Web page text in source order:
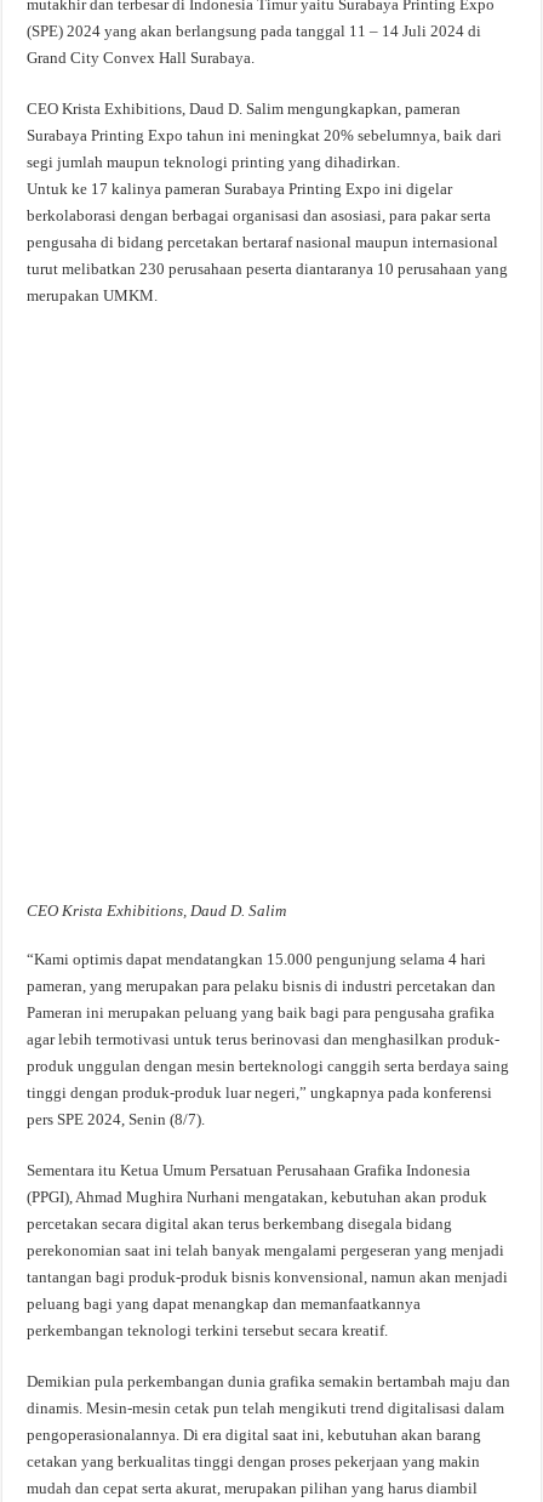
mutakhir dan terbesar di Indonesia Timur yaitu Surabaya Printing Expo
(SPE) 2024 yang akan berlangsung pada tanggal 11 – 14 Juli 2024 di
Grand City Convex Hall Surabaya.
CEO Krista Exhibitions, Daud D. Salim mengungkapkan, pameran
Surabaya Printing Expo tahun ini meningkat 20% sebelumnya, baik dari
segi jumlah maupun teknologi printing yang dihadirkan.
Untuk ke 17 kalinya pameran Surabaya Printing Expo ini digelar
berkolaborasi dengan berbagai organisasi dan asosiasi, para pakar serta
pengusaha di bidang percetakan bertaraf nasional maupun internasional
turut melibatkan 230 perusahaan peserta diantaranya 10 perusahaan yang
merupakan UMKM.
CEO Krista Exhibitions, Daud D. Salim
“Kami optimis dapat mendatangkan 15.000 pengunjung selama 4 hari
pameran, yang merupakan para pelaku bisnis di industri percetakan dan
Pameran ini merupakan peluang yang baik bagi para pengusaha grafika
agar lebih termotivasi untuk terus berinovasi dan menghasilkan produk-
produk unggulan dengan mesin berteknologi canggih serta berdaya saing
tinggi dengan produk-produk luar negeri,” ungkapnya pada konferensi
pers SPE 2024, Senin (8/7).
Sementara itu Ketua Umum Persatuan Perusahaan Grafika Indonesia
(PPGI), Ahmad Mughira Nurhani mengatakan, kebutuhan akan produk
percetakan secara digital akan terus berkembang disegala bidang
perekonomian saat ini telah banyak mengalami pergeseran yang menjadi
tantangan bagi produk-produk bisnis konvensional, namun akan menjadi
peluang bagi yang dapat menangkap dan memanfaatkannya
perkembangan teknologi terkini tersebut secara kreatif.
Demikian pula perkembangan dunia grafika semakin bertambah maju dan
dinamis. Mesin-mesin cetak pun telah mengikuti trend digitalisasi dalam
pengoperasionalannya. Di era digital saat ini, kebutuhan akan barang
cetakan yang berkualitas tinggi dengan proses pekerjaan yang makin
mudah dan cepat serta akurat, merupakan pilihan yang harus diambil